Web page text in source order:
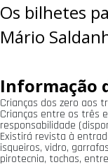
Os bilhetes
Mário
Informação
Crianças dos zero aos
Crianças entre os três
responsabilidade
Existirá revista à
isqueiros, vidro,
pirotecnia, tochas,